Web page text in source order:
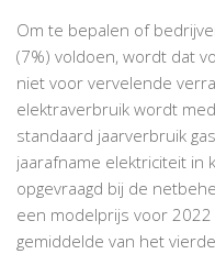
Om te bepalen of
(7%) voldoen, wordt dat
niet voor vervelende
elektraverbruik wordt
standaard jaarverbruik
jaarafname elektriciteit in
opgevraagd bij de
een modelprijs voor
gemiddelde van het